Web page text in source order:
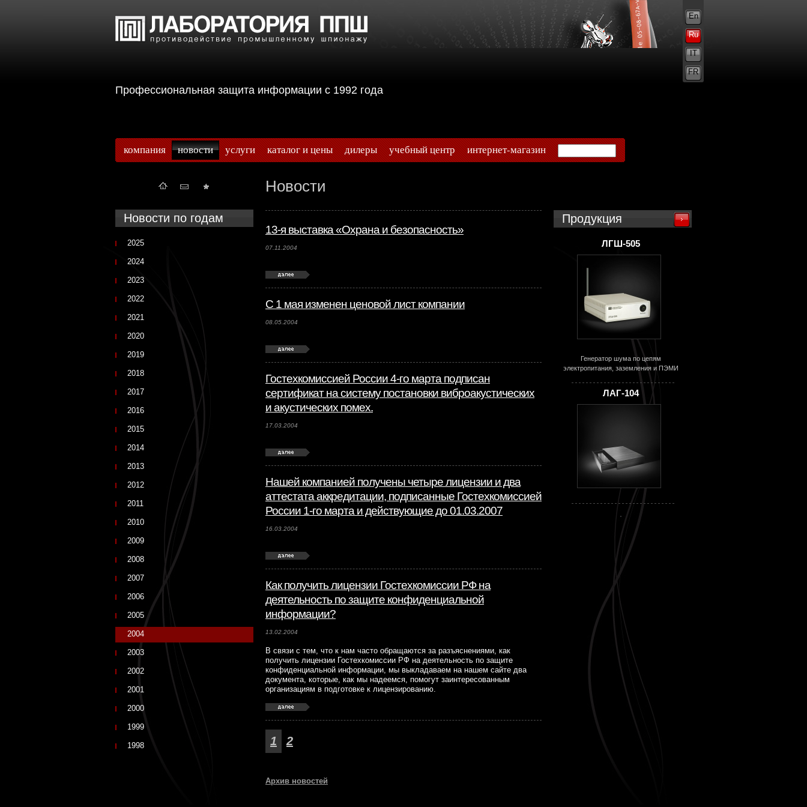
Профессиональная защита информации с 1992 года
En
Ru
IT
FR
компания новости услуги каталог и цены дилеры учебный центр интернет-магазин
Новости
13-я выставка «Охрана и безопасность»
07.11.2004
С 1 мая изменен ценовой лист компании
08.05.2004
Гостехкомиссией России 4-го марта подписан
сертификат на систему постановки виброакустических
и акустических помех.
17.03.2004
Нашей компанией получены четыре лицензии и два
аттестата аккредитации, подписанные Гостехкомиссией
России 1-го марта и действующие до 01.03.2007
16.03.2004
Как получить лицензии Гостехкомиссии РФ на
деятельность по защите конфиденциальной
информации?
13.02.2004
В связи с тем, что к нам часто обращаются за разъяснениями, как
получить лицензии Гостехкомиссии РФ на деятельность по защите
конфиденциальной информации, мы выкладаваем на нашем сайте два
документа, которые, как мы надеемся, помогут заинтересованным
организациям в подготовке к лицензированию.
1 2
Архив новостей
Новости по годам
2025
2024
2023
2022
2021
2020
2019
2018
2017
2016
2015
2014
2013
2012
2011
2010
2009
2008
2007
2006
2005
2004
2003
2002
2001
2000
1999
1998
Продукция
ЛГШ-505
Генератор шума по цепям
электропитания, заземления и ПЭМИ
ЛАГ-104